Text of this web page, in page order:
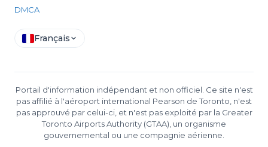
DMCA
Français
Portail d'information indépendant et non officiel. Ce site n'est
pas affilié à l'aéroport international Pearson de Toronto, n'est
pas approuvé par celui-ci, et n'est pas exploité par la Greater
Toronto Airports Authority (GTAA), un organisme
gouvernemental ou une compagnie aérienne.